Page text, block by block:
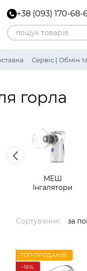
+38 (093) 170-68-
Сервіс | Обмін
горла
МЕШ
Інгалятори
Сортування: за
ТОП ПРОДАЖІВ
−16%